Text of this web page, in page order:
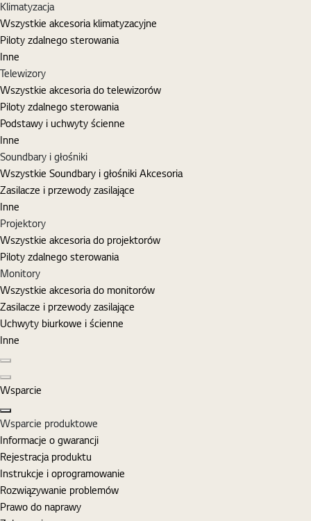
Klimatyzacja
Wszystkie akcesoria klimatyzacyjne
Piloty zdalnego sterowania
Inne
Telewizory
Wszystkie akcesoria do telewizorów
Piloty zdalnego sterowania
Podstawy i uchwyty ścienne
Inne
Soundbary i głośniki
Wszystkie Soundbary i głośniki Akcesoria
Zasilacze i przewody zasilające
Inne
Projektory
Wszystkie akcesoria do projektorów
Piloty zdalnego sterowania
Monitory
Wszystkie akcesoria do monitorów
Zasilacze i przewody zasilające
Uchwyty biurkowe i ścienne
Inne
Następny slajd
Wsparcie
Zamknij
Wsparcie produktowe
Informacje o gwarancji
Rejestracja produktu
Instrukcje i oprogramowanie
Rozwiązywanie problemów
Prawo do naprawy